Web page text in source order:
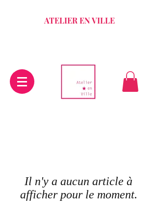
ATELIER EN VILLE
Il n'y a aucun article à
afficher pour le moment.